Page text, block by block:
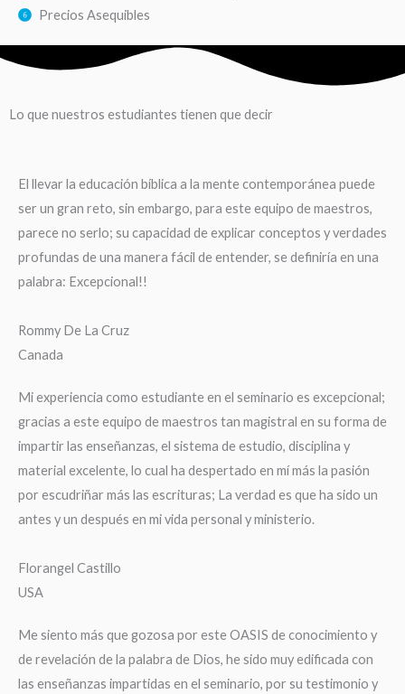
Precios Asequibles
Lo que nuestros estudiantes tienen que decir
El llevar la educación bíblica a la mente contemporánea puede
ser un gran reto, sin embargo, para este equipo de maestros,
parece no serlo; su capacidad de explicar conceptos y verdades
profundas de una manera fácil de entender, se definiría en una
palabra: Excepcional!!
Rommy De La Cruz
Canada
Mi experiencia como estudiante en el seminario es excepcional;
gracias a este equipo de maestros tan magistral en su forma de
impartir las enseñanzas, el sistema de estudio, disciplina y
material excelente, lo cual ha despertado en mí más la pasión
por escudriñar más las escrituras; La verdad es que ha sido un
antes y un después en mi vida personal y ministerio.
Florangel Castillo
USA
Me siento más que gozosa por este OASIS de conocimiento y
de revelación de la palabra de Dios, he sido muy edificada con
las enseñanzas impartidas en el seminario, por su testimonio y